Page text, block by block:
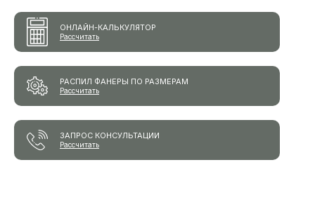
ОНЛАЙН-КАЛЬКУЛЯТОР
Рассчитать
РАСПИЛ ФАНЕРЫ ПО РАЗМЕРАМ
Рассчитать
ЗАПРОС КОНСУЛЬТАЦИИ
Рассчитать